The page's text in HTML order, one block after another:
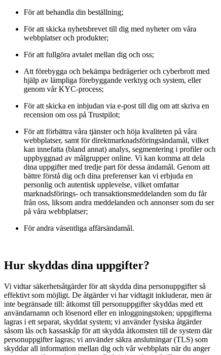
För att behandla din beställning;
För att skicka nyhetsbrevet till dig med nyheter om våra
webbplatser och produkter;
För att fullgöra avtalet mellan dig och oss;
Att förebygga och bekämpa bedrägerier och cyberbrott med
hjälp av lämpliga förebyggande verktyg och system, eller
genom vår KYC-process;
För att skicka en inbjudan via e-post till dig om att skriva en
recension om oss på Trustpilot;
För att förbättra våra tjänster och höja kvaliteten på våra
webbplatser, samt för direktmarknadsföringsändamål, vilket
kan innefatta (bland annat) analys, segmentering i profiler och
uppbyggnad av målgrupper online. Vi kan komma att dela
dina uppgifter med tredje part för dessa ändamål. Genom att
bättre förstå dig och dina preferenser kan vi erbjuda en
personlig och autentisk upplevelse, vilket omfattar
marknadsförings- och transaktionsmeddelanden som du får
från oss, liksom andra meddelanden och annonser som du ser
på våra webbplatser;
För andra väsentliga affärsändamål.
Hur skyddas dina uppgifter?
Vi vidtar säkerhetsåtgärder för att skydda dina personuppgifter så
effektivt som möjligt. De åtgärder vi har vidtagit inkluderar, men är
inte begränsade till: åtkomst till personuppgifter skyddas med ett
användarnamn och lösenord eller en inloggningstoken; uppgifterna
lagras i ett separat, skyddat system; vi använder fysiska åtgärder
såsom lås och kassaskåp för att skydda åtkomsten till de system där
personuppgifter lagras; vi använder säkra anslutningar (TLS) som
skyddar all information mellan dig och vår webbplats när du anger